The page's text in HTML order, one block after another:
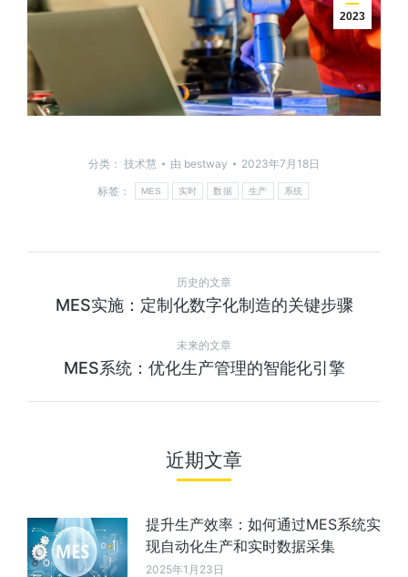
2023
分类： 技术慧 由 bestway
2023年7月18日
标签：
MES 实时 数据 生产 系统
历史的文章
MES实施：定制化数字化制造的关键步骤
未来的文章
MES系统：优化生产管理的智能化引擎
近期文章
提升生产效率：如何通过MES系统实
现自动化生产和实时数据采集
2025年1月23日